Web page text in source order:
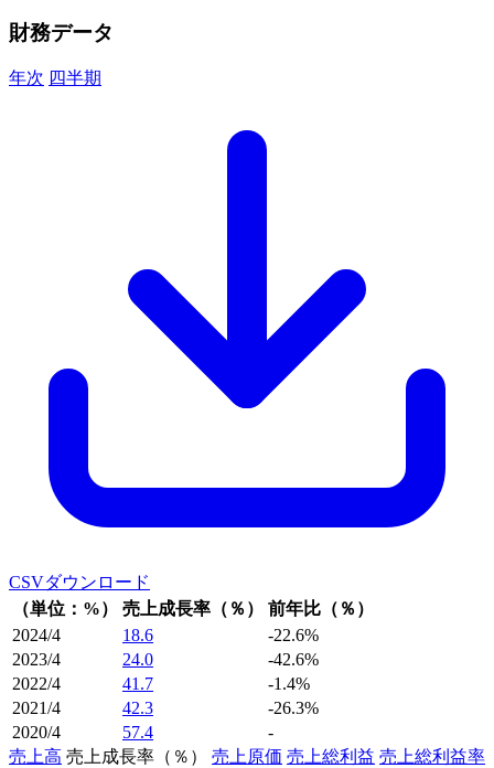
財務データ
年次 四半期
CSVダウンロード
（単位：%）
売上成長率（％）
前年比（％）
2024/4
18.6
-22.6%
2023/4
24.0
-42.6%
2022/4
41.7
-1.4%
2021/4
42.3
-26.3%
2020/4
57.4
-
売上高 売上成長率（％） 売上原価 売上総利益 売上総利益率